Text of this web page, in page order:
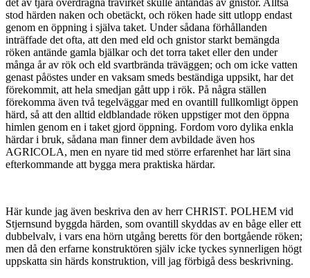
det av tjära överdragna trävirket skulle antändas av gnistor. Alltså
stod härden naken och obetäckt, och röken hade sitt utlopp endast
genom en öppning i själva taket. Under sådana förhållanden
inträffade det ofta, att den med eld och gnistor starkt bemängda
röken antände gamla bjälkar och det torra taket eller den under
många år av rök och eld svartbrända träväggen; och om icke vatten
genast påöstes under en vaksam smeds beständiga uppsikt, har det
förekommit, att hela smedjan gått upp i rök. På några ställen
förekomma även två tegelväggar med en ovantill fullkomligt öppen
härd, så att den alltid eldblandade röken uppstiger mot den öppna
himlen genom en i taket gjord öppning. Fordom voro dylika enkla
härdar i bruk, sådana man finner dem avbildade även hos
AGRICOLA, men en nyare tid med större erfarenhet har lärt sina
efterkommande att bygga mera praktiska härdar.
Här kunde jag även beskriva den av herr CHRIST. POLHEM vid
Stjernsund byggda härden, som ovantill skyddas av en båge eller ett
dubbelvalv, i vars ena hörn utgång beretts för den bortgående röken;
men då den erfarne konstruktören själv icke tyckes synnerligen högt
uppskatta sin härds konstruktion, vill jag förbigå dess beskrivning.